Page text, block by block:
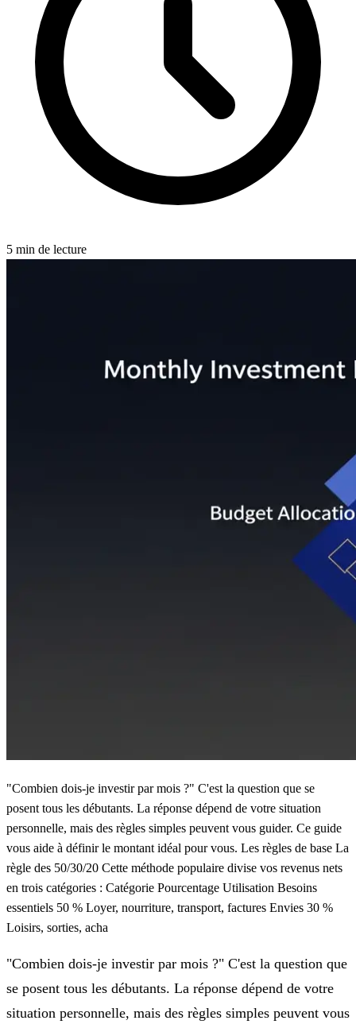
5 min de lecture
"Combien dois-je investir par mois ?" C'est la question que se
posent tous les débutants. La réponse dépend de votre situation
personnelle, mais des règles simples peuvent vous guider. Ce guide
vous aide à définir le montant idéal pour vous. Les règles de base La
règle des 50/30/20 Cette méthode populaire divise vos revenus nets
en trois catégories : Catégorie Pourcentage Utilisation Besoins
essentiels 50 % Loyer, nourriture, transport, factures Envies 30 %
Loisirs, sorties, acha
"Combien dois-je investir par mois ?" C'est la question que
se posent tous les débutants. La réponse dépend de votre
situation personnelle, mais des règles simples peuvent vous